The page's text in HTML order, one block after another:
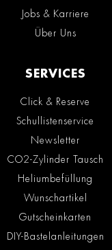
Jobs & Karriere
Über Uns
SERVICES
Click & Reserve
Schullistenservice
Newsletter
CO2-Zylinder Tausch
Heliumbefüllung
Wunschartikel
Gutscheinkarten
DIY-Bastelanleitungen